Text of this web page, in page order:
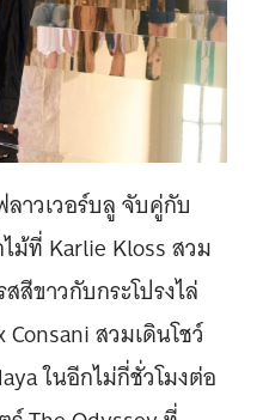
าวเวอร์บลู จับคู่กับ
ม้ที่ Karlie Kloss สวม
สีขาวกับกระโปรงไล่
สวมเดินโชว์
ในอีกไม่กี่ชั่วโมงต่อ